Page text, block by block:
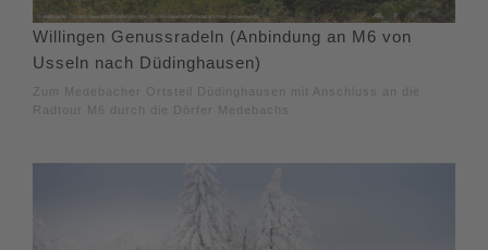
Willingen Genussradeln (Anbindung an M6 von
Usseln nach Düdinghausen)
Zum Medebacher Ortsteil Düdinghausen mit Anschluss an die
Radtour M6 durch die Dörfer Medebachs